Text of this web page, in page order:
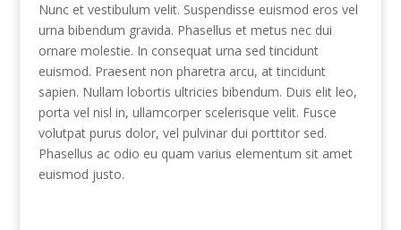
Nunc et vestibulum velit. Suspendisse euismod eros vel
urna bibendum gravida. Phasellus et metus nec dui
ornare molestie. In consequat urna sed tincidunt
euismod. Praesent non pharetra arcu, at tincidunt
sapien. Nullam lobortis ultricies bibendum. Duis elit leo,
porta vel nisl in, ullamcorper scelerisque velit. Fusce
volutpat purus dolor, vel pulvinar dui porttitor sed.
Phasellus ac odio eu quam varius elementum sit amet
euismod justo.